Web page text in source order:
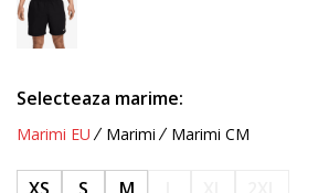
Selecteaza marime:
Marimi EU Marimi Marimi CM